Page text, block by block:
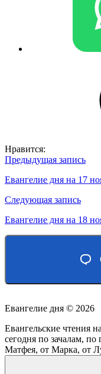
Нравится:
Навигация
по
записям
Предыдущая запись
Евангелие дня на 17
Следующая запись
Евангелие дня на 18
Евангелие дня © 2026
Евангельские чтения
сегодня по зачалам,
Матфея, от Марка, от